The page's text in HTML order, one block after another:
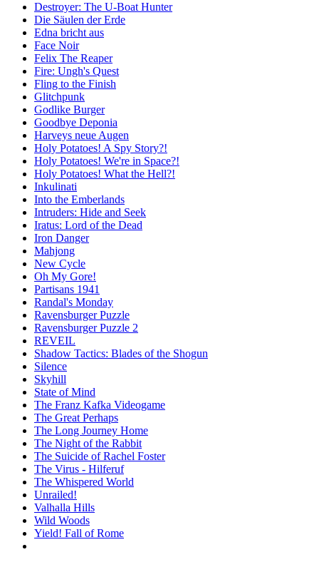
Destroyer: The U-Boat Hunter
Die Säulen der Erde
Edna bricht aus
Face Noir
Felix The Reaper
Fire: Ungh's Quest
Fling to the Finish
Glitchpunk
Godlike Burger
Goodbye Deponia
Harveys neue Augen
Holy Potatoes! A Spy Story?!
Holy Potatoes! We're in Space?!
Holy Potatoes! What the Hell?!
Inkulinati
Into the Emberlands
Intruders: Hide and Seek
Iratus: Lord of the Dead
Iron Danger
Mahjong
New Cycle
Oh My Gore!
Partisans 1941
Randal's Monday
Ravensburger Puzzle
Ravensburger Puzzle 2
REVEIL
Shadow Tactics: Blades of the Shogun
Silence
Skyhill
State of Mind
The Franz Kafka Videogame
The Great Perhaps
The Long Journey Home
The Night of the Rabbit
The Suicide of Rachel Foster
The Virus - Hilferuf
The Whispered World
Unrailed!
Valhalla Hills
Wild Woods
Yield! Fall of Rome